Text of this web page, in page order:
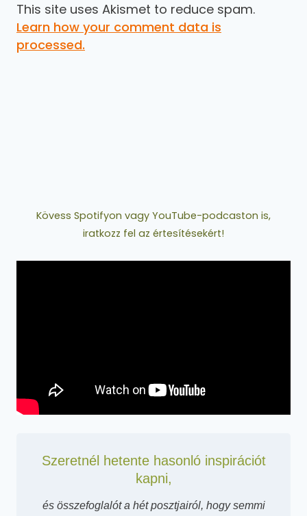
This site uses Akismet to reduce spam.
Learn how your comment data is
processed.
Kövess Spotifyon vagy YouTube-podcaston is,
iratkozz fel az értesítésekért!
Szeretnél hetente hasonló inspirációt
kapni,
és összefoglalót a hét posztjairól, hogy semmi